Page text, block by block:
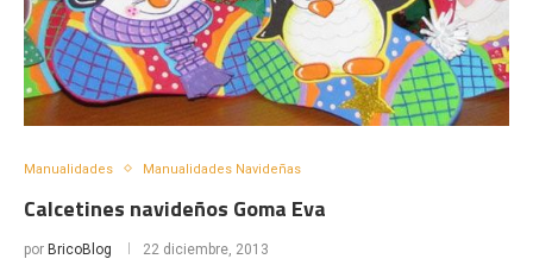
Manualidades Manualidades Navideñas
Calcetines navideños Goma Eva
por BricoBlog 22 diciembre, 2013